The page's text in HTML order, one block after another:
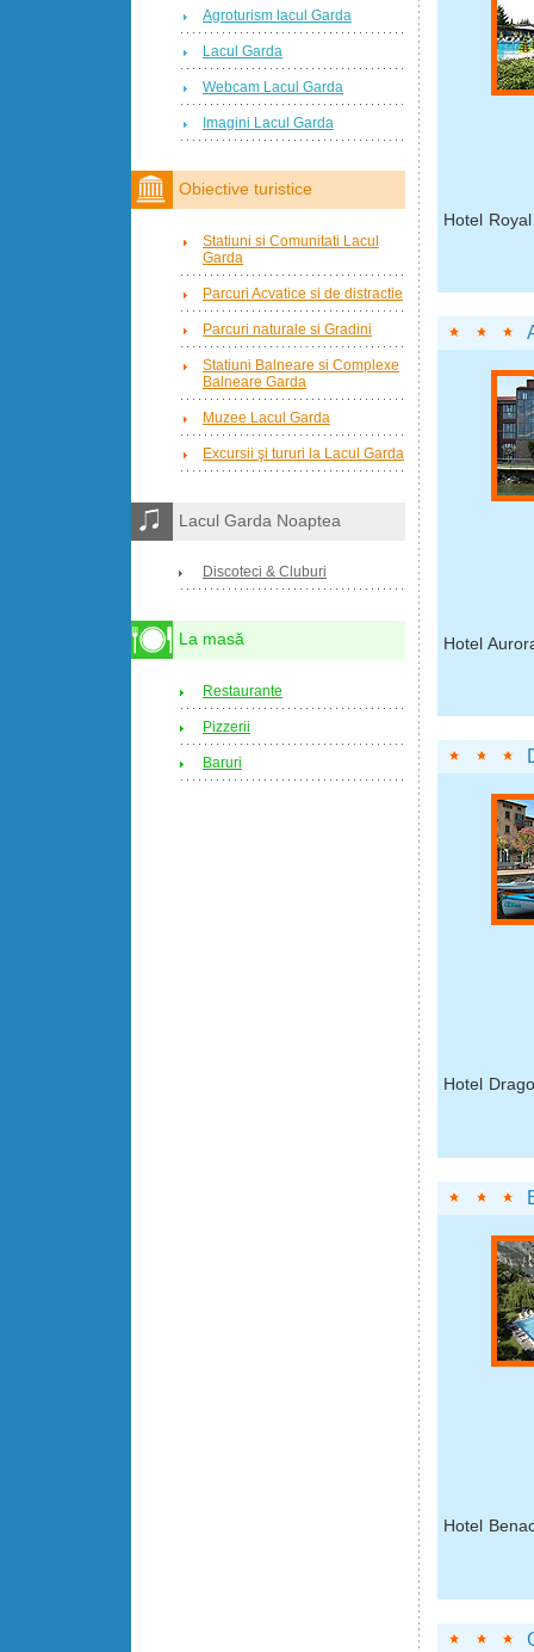
Hotel
Hotel
Hotel
Hotel
Agroturism lacul Garda
Lacul Garda
Webcam Lacul Garda
Imagini Lacul Garda
Obiective turistice
Statiuni si Comunitati Lacul
Garda
Parcuri Acvatice si de distractie
Parcuri naturale si Gradini
Statiuni Balneare si Complexe
Balneare Garda
Muzee Lacul Garda
Excursii şi tururi la Lacul Garda
Lacul Garda Noaptea
Discoteci & Cluburi
La masă
Restaurante
Pizzerii
Baruri